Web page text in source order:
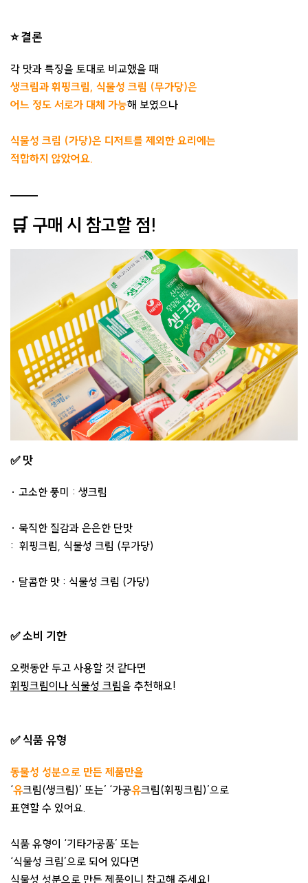
⭐ 결론
각 맛과 특징을 토대로 비교했을 때
생크림과 휘핑크림, 식물성 크림 (무가당)은
어느 정도 서로가 대체 가능해 보였으나
식물성 크림 (가당)은 디저트를 제외한 요리에는
적합하지 않았어요.
🛒 구매 시 참고할 점!
✅ 맛
· 고소한 풍미 : 생크림
· 묵직한 질감과 은은한 단맛
: 휘핑크림, 식물성 크림 (무가당)
· 달콤한 맛 : 식물성 크림 (가당)
✅ 소비 기한
오랫동안 두고 사용할 것 같다면
휘핑크림이나 식물성 크림을 추천해요!
✅ 식품 유형
동물성 성분으로 만든 제품만을
‘유크림(생크림)’ 또는’ ‘가공유크림(휘핑크림)’으로
표현할 수 있어요.
식품 유형이 ‘기타가공품’ 또는
‘식물성 크림’으로 되어 있다면
식물성 성분으로 만든 제품이니 참고해 주세요!